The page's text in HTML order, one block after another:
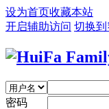
设为首页收藏本站
开启辅助访问 切换到
密码